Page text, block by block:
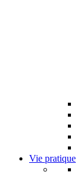
Vie pratique